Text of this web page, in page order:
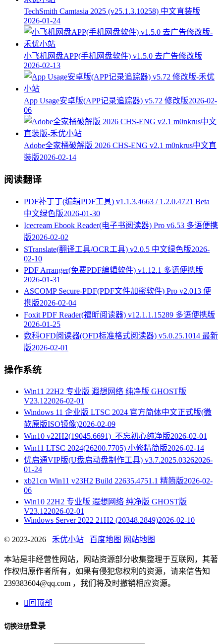
TechSmith Camtasia 2025 (v25.1.3.10258) 中文直装版
2026-01-24
小飞机网盘APP(手机网盘软件) v1.5.0 去广告修改版
2026-02-13
App Usage安卓版(APP记录追踪器) v5.72 修改版2026-02-
06
Adobe全家桶破解版 2026 CHS-ENG v2.1 m0nkrus中文直
装版2026-02-14
阅读翻译
PDF补丁丁(编辑PDF工具) v1.1.3.4663 / 1.2.0.4721 Beta
中文绿色版2026-01-30
Icecream Ebook Reader(电子书阅读器) Pro v6.53 多语便携
版2026-02-02
STranslate(翻译工具/OCR工具) v2.0.5 中文绿色版2026-
02-10
PDF Arranger(免费PDF编辑软件) v1.12.1 多语便携版
2026-01-31
ASCOMP Secure-PDF(PDF文件加密软件) Pro v2.013 便
携版2026-02-04
Foxit PDF Reader(福昕阅读器) v12.1.1.15289 多语便携版
2026-01-25
数科OFD阅读器(OFD标准格式阅读器) v5.0.25.1014 最新
版2026-02-01
操作系统
Win11 22H2 专业版 遐想网络 纯净版 GHOST版
V23.122026-02-01
Windows 11 企业版 LTSC 2024 官方简体中文正式版(微
软原版ISO镜像)2026-02-09
Win10 v22H2(19045.6691)_不忘初心纯净版2026-02-01
Win11 LTSC 2024(26200.7705) 小修精简版2026-02-14
优启通VIP版(U盘启动盘制作工具) v3.7.2025.03262026-
01-24
xb21cn Win11 v23H2 Build 22635.4751.1 精简版2026-02-
06
Win10 22H2 专业版 遐想网络 纯净版 GHOST版
V23.122026-02-01
Windows Server 2022 21H2 (20348.2849)2026-02-10
© 2023-2026 禾优小站 百度地图 网站地图
本站是非经营性网站，网站资源部分收集整理于互联网，其著
作权归原作者所有，如果有侵犯您权利的资源，请来信告知
239383604@qq.com ，我们将及时撤销相应资源。
 回顶部
切换注册登录